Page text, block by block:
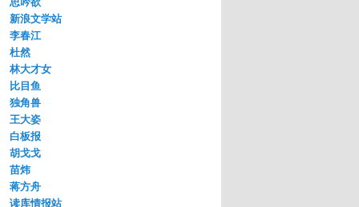
新浪文学站
李春江
杜然
林大才女
比目鱼
独角兽
王大姿
白板报
胡戈戈
苗炜
蒋方舟
读库情报站